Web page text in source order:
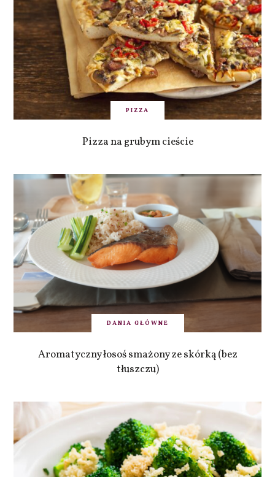
PIZZA
Pizza na grubym cieście
DANIA GŁÓWNE
Aromatyczny łosoś smażony ze skórką (bez
tłuszczu)